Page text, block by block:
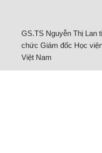
GS.TS Nguyễn Thị Lan
chức Giám đốc Học
Việt Nam